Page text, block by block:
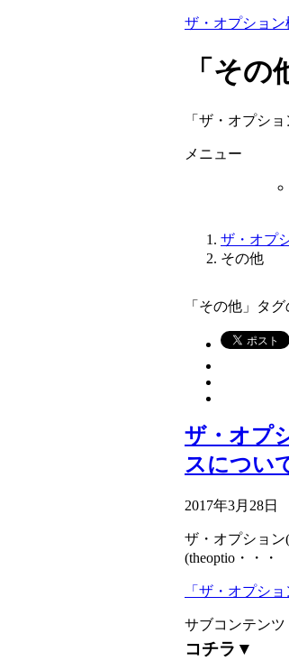
ザ・オプション
「そ
「ザ・オプシ
メニュー
ザ・オプ
その他
「その他」タ
ザ・オプ
スについ
2017年3月28日
ザ・オプション
(theoptio・・・
「ザ・オプシ
サブコンテンツ
コチラ▼